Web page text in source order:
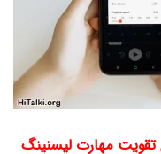
تقویت مهارت لیسنینگ